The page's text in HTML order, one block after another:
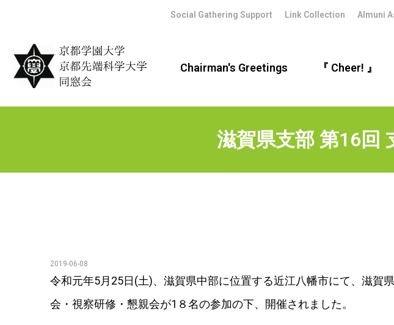
Social Gathering Support Link Collection Almuni
Chairman's Greetings 『 Cheer! 』
滋賀県支部 第16回
2019-06-08
令和元年5月25日(土)、滋賀県中部に位置する近江八幡市にて、滋賀
会・視察研修・懇親会が1８名の参加の下、開催されました。